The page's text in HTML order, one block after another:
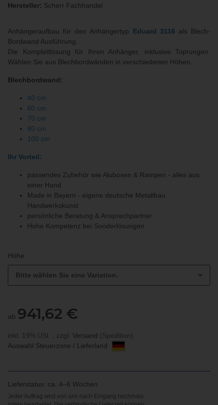
Hersteller: Scherr Fachhandel
Anhängeraufbau für den Anhängertyp Eduard 3116 als Blech-
Bordwand Ausführung.
Die Komplettlösung für Ihren Anhänger, inklusive Toprungen.
Wählen Sie aus Blechbordwänden in verschiedenen Höhen.
Blechbordwand:
40 cm
60 cm
70 cm
80 cm
100 cm
Ihr Vorteil:
passendes Zubehör wie Aluboxen & Rampen - alles aus
einer Hand
Made in Bayern - eigene deutsche Metallbau
Handwerkskunst
persönliche Beratung & Ansprechpartner
Hohe Kompetenz bei Sonderlösungen
Höhe
Bitte wählen Sie eine Variation.
ab 941,62 €
inkl. 19% USt. , zzgl. Versand (Spedition)
Auswahl Steuerzone / Lieferland
Lieferstatus: ca. 4–6 Wochen